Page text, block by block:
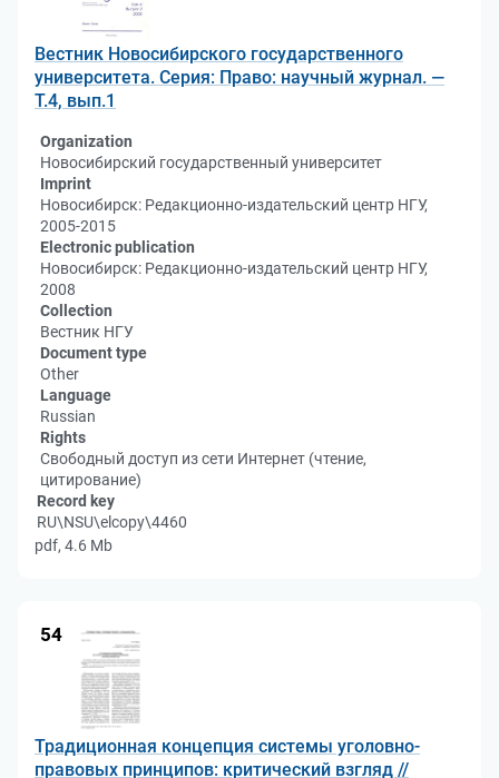
Вестник Новосибирского государственного
университета. Серия: Право: научный журнал. —
Т.4, вып.1
Organization
Новосибирский государственный университет
Imprint
Новосибирск: Редакционно-издательский центр НГУ,
2005-2015
Electronic publication
Новосибирск: Редакционно-издательский центр НГУ,
2008
Collection
Вестник НГУ
Document type
Other
Language
Russian
Rights
Свободный доступ из сети Интернет (чтение,
цитирование)
Record key
RU\NSU\elcopy\4460
pdf, 4.6 Mb
54
Традиционная концепция системы уголовно-
правовых принципов: критический взгляд //